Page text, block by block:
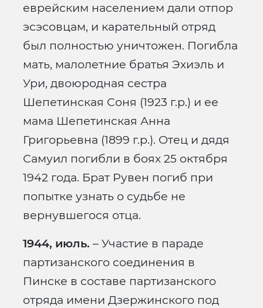
еврейским населением дали отпор
эсэсовцам, и карательный отряд
был полностью уничтожен. Погибла
мать, малолетние братья Эхиэль и
Ури, двоюродная сестра
Шепетинская Соня (1923 г.р.) и ее
мама Шепетинская Анна
Григорьевна (1899 г.р.). Отец и дядя
Самуил погибли в боях 25 октября
1942 года. Брат Рувен погиб при
попытке узнать о судьбе не
вернувшегося отца.
1944, июль. – Участие в параде
партизанского соединения в
Пинске в составе партизанского
отряда имени Дзержинского под